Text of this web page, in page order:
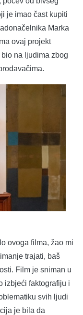
je imao čast kupiti
Marka
ovaj projekt
na ljudima zbog
ovoga filma, žao mi
trajati, baš
Film je sniman u
izbjeći faktografiju i
svih ljudi
je bila da